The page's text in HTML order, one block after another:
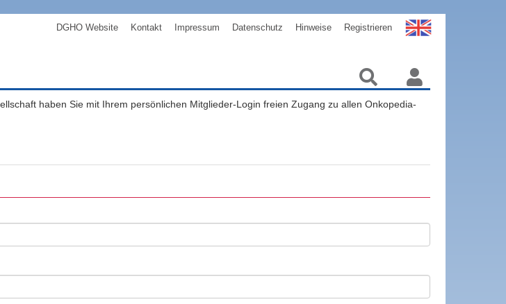
DGHO Website Kontakt Impressum Datenschutz Hinweise Registrieren
haben Sie mit Ihrem persönlichen Mitglieder-Login freien Zugang zu allen Onkopedia-